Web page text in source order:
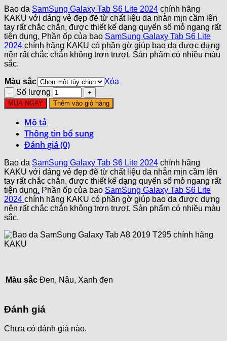
Bao da SamSung Galaxy Tab S6 Lite 2024 chính hãng
KAKU với dáng vẻ đẹp đẽ từ chất liệu da nhẵn mịn cầm lên
tay rất chắc chắn, được thiết kế dạng quyển sổ mỏ ngang rất
tiện dụng. Phần ốp của bao SamSung Galaxy Tab S6 Lite
2024 chính hãng KAKU có phần gờ giúp bao da được dựng
nên rất chắc chắn không trơn trượt. Sản phẩm có nhiều màu
sắc.
Màu sắc
Xóa
Số lượng
MUA NGAY Thêm vào giỏ hàng
Mô tả
Thông tin bổ sung
Đánh giá (0)
Bao da SamSung Galaxy Tab S6 Lite 2024 chính hãng
KAKU với dáng vẻ đẹp đẽ từ chất liệu da nhẵn mịn cầm lên
tay rất chắc chắn, được thiết kế dạng quyển sổ mỏ ngang rất
tiện dụng. Phần ốp của bao SamSung Galaxy Tab S6 Lite
2024 chính hãng KAKU có phần gờ giúp bao da được dựng
nên rất chắc chắn không trơn trượt. Sản phẩm có nhiều màu
sắc.
Màu sắc Đen, Nâu, Xanh đen
Đánh giá
Chưa có đánh giá nào.